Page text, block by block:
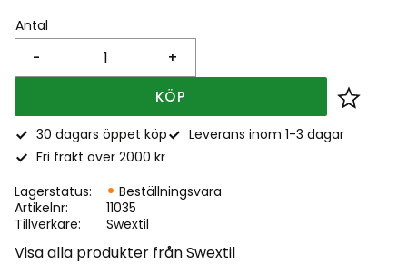
Antal
+
-
KÖP Lägg
30 dagars öppet köp
Leverans inom 1-3 dagar
Fri frakt över 2000 kr
Lagerstatus
Beställningsvara
Artikelnr
11035
Tillverkare
Swextil
Visa alla produkter från Swextil